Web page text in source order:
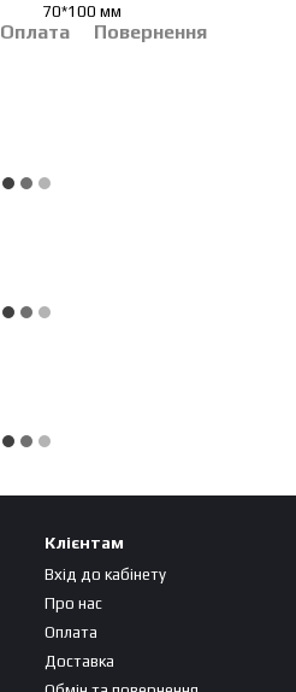
70*100 мм
Оплата Повернення
Клієнтам
Вхід до кабінету
Про нас
Оплата
Доставка